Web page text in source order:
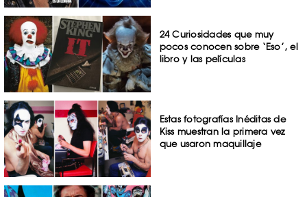
24 Curiosidades que muy
pocos conocen sobre ‘Eso’, el
libro y las películas
Estas fotografías Inéditas de
Kiss muestran la primera vez
que usaron maquillaje